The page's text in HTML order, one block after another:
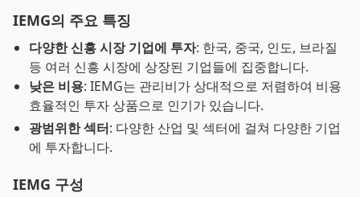
IEMG의 주요 특징
다양한 신흥 시장 기업에 투자: 한국, 중국, 인도, 브라질
등 여러 신흥 시장에 상장된 기업들에 집중합니다.
낮은 비용: IEMG는 관리비가 상대적으로 저렴하여 비용
효율적인 투자 상품으로 인기가 있습니다.
광범위한 섹터: 다양한 산업 및 섹터에 걸쳐 다양한 기업
에 투자합니다.
IEMG 구성